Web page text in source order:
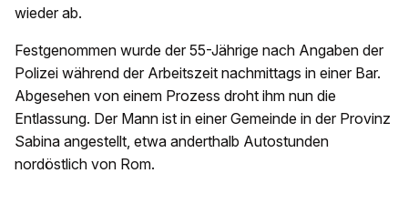
wieder ab.
Festgenommen wurde der 55-Jährige nach Angaben der
Polizei während der Arbeitszeit nachmittags in einer Bar.
Abgesehen von einem Prozess droht ihm nun die
Entlassung. Der Mann ist in einer Gemeinde in der Provinz
Sabina angestellt, etwa anderthalb Autostunden
nordöstlich von Rom.